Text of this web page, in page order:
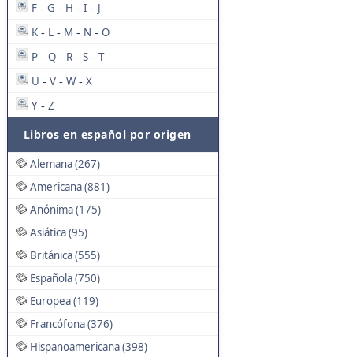
F - G - H - I - J
K - L - M - N - O
P - Q - R - S - T
U - V - W - X
Y - Z
Libros en español por origen
Alemana (267)
Americana (881)
Anónima (175)
Asiática (95)
Británica (555)
Española (750)
Europea (119)
Francófona (376)
Hispanoamericana (398)